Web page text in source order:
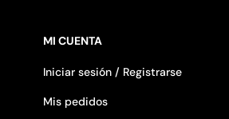
MI CUENTA
Iniciar sesión / Registrarse
Mis pedidos